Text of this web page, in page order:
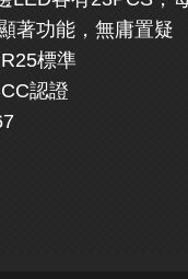
著功能，無庸置疑
標準
認證